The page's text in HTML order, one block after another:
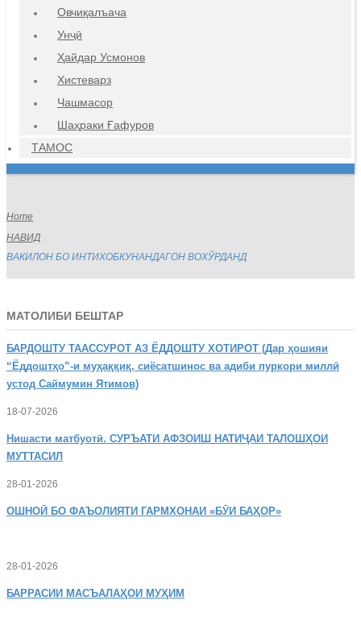
Овчиқалъача
Унҷӣ
Ҳайдар Усмонов
Хистеварз
Чашмасор
Шаҳраки Ғафуров
ТАМОС
Home
НАВИД
ВАКИЛОН БО ИНТИХОБКУНАНДАГОН ВОХЎРДАНД
МАТОЛИБИ БЕШТАР
БАРДОШТУ ТААССУРОТ АЗ ЁДДОШТУ ХОТИРОТ (Дар ҳошияи
“Ёддоштҳо”-и муҳаққиқ, сиёсатшинос ва адиби пуркори миллӣ
устод Саймумин Ятимов)
18-07-2026
Нишасти матбуотӣ. СУРЪАТИ АФЗОИШ НАТИҶАИ ТАЛОШҲОИ
МУТТАСИЛ
28-01-2026
ОШНОӢ БО ФАЪОЛИЯТИ ГАРМХОНАИ «БӮИ БАҲОР»
28-01-2026
БАРРАСИИ МАСЪАЛАҲОИ МУҲИМ